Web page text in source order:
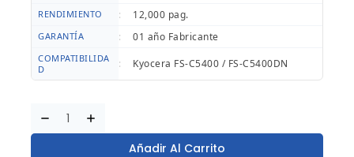
RENDIMIENTO : 12,000 pag.
GARANTÍA : 01 año Fabricante
COMPATIBILIDA
D
: Kyocera FS-C5400 / FS-C5400DN
Añadir Al Carrito